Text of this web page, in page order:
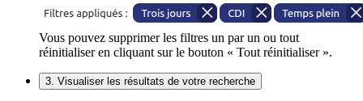
Vous pouvez supprimer les filtres un par un ou tout
réinitialiser en cliquant sur le bouton « Tout réinitialiser ».
3. Visualiser les résultats de votre recherche